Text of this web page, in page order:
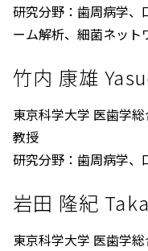
研究分野：歯周病学、
ーム解析、細菌ネット
竹内 康雄
東京科学大学 医歯学
教授
研究分野：歯周病学、
岩田 隆紀
東京科学大学 医歯学